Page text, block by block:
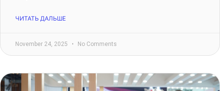
ЧИТАТЬ ДАЛЬШЕ
November 24, 2025 No Comments